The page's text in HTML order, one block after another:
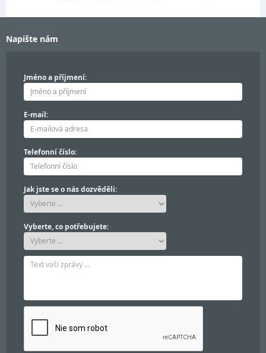
Napište nám
Jméno a příjmení:
E-mail:
Telefonní číslo:
Jak jste se o nás dozvěděli:
Vyberte, co potřebujete: